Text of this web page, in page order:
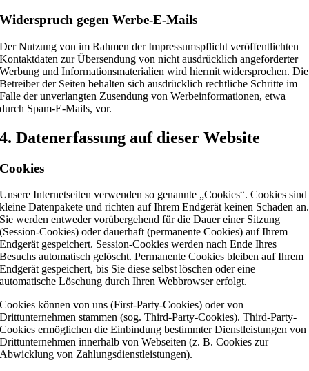
Widerspruch gegen Werbe-E-Mails
Der Nutzung von im Rahmen der Impressumspflicht veröffentlichten
Kontaktdaten zur Übersendung von nicht ausdrücklich angeforderter
Werbung und Informationsmaterialien wird hiermit widersprochen. Die
Betreiber der Seiten behalten sich ausdrücklich rechtliche Schritte im
Falle der unverlangten Zusendung von Werbeinformationen, etwa
durch Spam-E-Mails, vor.
4. Datenerfassung auf dieser Website
Cookies
Unsere Internetseiten verwenden so genannte „Cookies“. Cookies sind
kleine Datenpakete und richten auf Ihrem Endgerät keinen Schaden an.
Sie werden entweder vorübergehend für die Dauer einer Sitzung
(Session-Cookies) oder dauerhaft (permanente Cookies) auf Ihrem
Endgerät gespeichert. Session-Cookies werden nach Ende Ihres
Besuchs automatisch gelöscht. Permanente Cookies bleiben auf Ihrem
Endgerät gespeichert, bis Sie diese selbst löschen oder eine
automatische Löschung durch Ihren Webbrowser erfolgt.
Cookies können von uns (First-Party-Cookies) oder von
Drittunternehmen stammen (sog. Third-Party-Cookies). Third-Party-
Cookies ermöglichen die Einbindung bestimmter Dienstleistungen von
Drittunternehmen innerhalb von Webseiten (z. B. Cookies zur
Abwicklung von Zahlungsdienstleistungen).